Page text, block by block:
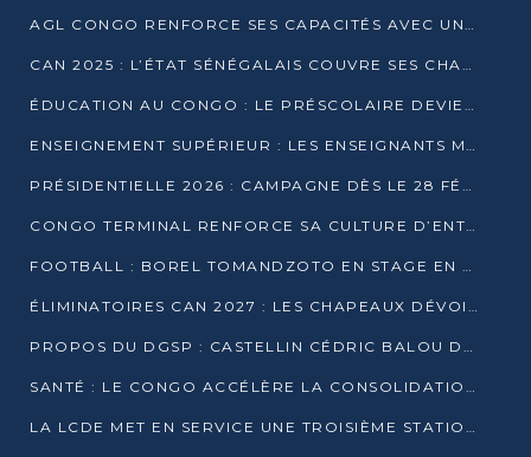
AGL CONGO RENFORCE SES CAPACITÉS AVEC UNE GRUE DE 250 TONNES
CAN 2025 : L’ÉTAT SÉNÉGALAIS COUVRE SES CHAMPIONS D’AFRIQUE DE RÉCOMPENSES EXCEPTIONNELLES
ÉDUCATION AU CONGO : LE PRÉSCOLAIRE DEVIENT OBLIGATOIRE, LE BTS CONSACRÉ DIPLÔME D’ÉTAT
ENSEIGNEMENT SUPÉRIEUR : LES ENSEIGNANTS MAINTIENNENT LA GRÈVE ET EXIGENT UN ACCORD ÉCRIT AVEC L’ÉTAT
PRÉSIDENTIELLE 2026 : CAMPAGNE DÈS LE 28 FÉVRIER, SCRUTIN LES 12 ET 15 MARS
CONGO TERMINAL RENFORCE SA CULTURE D’ENTREPRISE AVEC LE PROGRAMME « WIN TOGETHER »
FOOTBALL : BOREL TOMANDZOTO EN STAGE EN ESPAGNE AVEC POLISSYA FC
ÉLIMINATOIRES CAN 2027 : LES CHAPEAUX DÉVOILÉS, LE CONGO FIXÉ SUR SON SORT
PROPOS DU DGSP : CASTELLIN CÉDRIC BALOU DÉNONCE DES PROPOS INTIMIDANTS
SANTÉ : LE CONGO ACCÉLÈRE LA CONSOLIDATION DE L’OFFRE DE SOINS
LA LCDE MET EN SERVICE UNE TROISIÈME STATION D’EAU POTABLE À MFILOU